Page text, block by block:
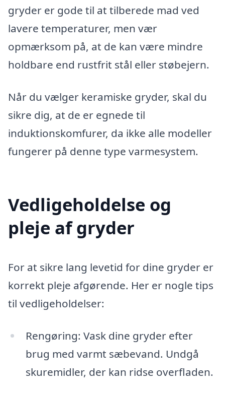
gryder er gode til at tilberede mad ved
lavere temperaturer, men vær
opmærksom på, at de kan være mindre
holdbare end rustfrit stål eller støbejern.
Når du vælger keramiske gryder, skal du
sikre dig, at de er egnede til
induktionskomfurer, da ikke alle modeller
fungerer på denne type varmesystem.
Vedligeholdelse og
pleje af gryder
For at sikre lang levetid for dine gryder er
korrekt pleje afgørende. Her er nogle tips
til vedligeholdelser:
Rengøring: Vask dine gryder efter
brug med varmt sæbevand. Undgå
skuremidler, der kan ridse overfladen.